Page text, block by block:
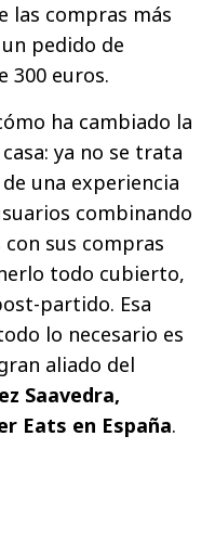
las compras más
pedido de
300 euros.
ha cambiado la
ya no se trata
una experiencia
combinando
sus compras
todo cubierto,
partido. Esa
lo necesario es
aliado del
Saavedra,
Eats en España.